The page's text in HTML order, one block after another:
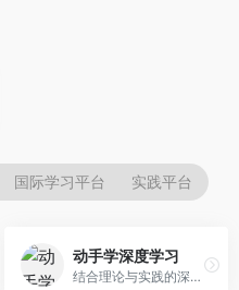
国际学习平台 实践平台
动手学深度学习
结合理论与实践的深度学习教材，专注于代码驱动学习。面向学生和开发者，提供深度学习理论、代码实现、练习题等资源，学习体验好。